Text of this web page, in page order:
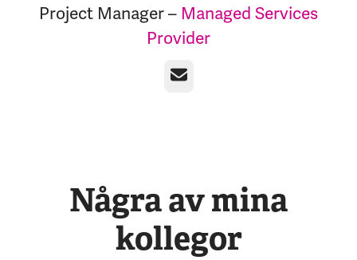
Project Manager – Managed Services
Provider
E-post
Några av mina
kollegor